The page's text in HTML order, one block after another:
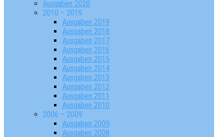
Ausgaben 2020
2010 – 2019
Ausgaben 2019
Ausgaben 2018
Ausgaben 2017
Ausgaben 2016
Ausgaben 2015
Ausgaben 2014
Ausgaben 2013
Ausgaben 2012
Ausgaben 2011
Ausgaben 2010
2006 – 2009
Ausgaben 2009
Ausgaben 2008